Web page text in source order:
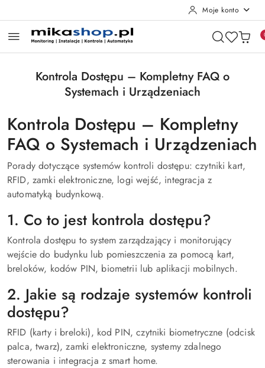
Moje konto
Kontrola Dostępu – Kompletny FAQ o
Systemach i Urządzeniach
Kontrola Dostępu – Kompletny
FAQ o Systemach i Urządzeniach
Porady dotyczące systemów kontroli dostępu: czytniki kart,
RFID, zamki elektroniczne, logi wejść, integracja z
automatyką budynkową.
1. Co to jest kontrola dostępu?
Kontrola dostępu to system zarządzający i monitorujący
wejście do budynku lub pomieszczenia za pomocą kart,
breloków, kodów PIN, biometrii lub aplikacji mobilnych.
2. Jakie są rodzaje systemów kontroli
dostępu?
RFID (karty i breloki), kod PIN, czytniki biometryczne (odcisk
palca, twarz), zamki elektroniczne, systemy zdalnego
sterowania i integracja z smart home.